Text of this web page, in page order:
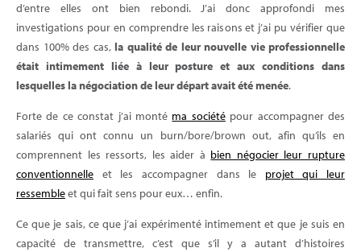
d’entre elles ont bien rebondi. J’ai donc approfondi mes
investigations pour en comprendre les raisons et j’ai pu vérifier que
dans 100% des cas, la qualité de leur nouvelle vie professionnelle
était intimement liée à leur posture et aux conditions dans
lesquelles la négociation de leur départ avait été menée.
Forte de ce constat j’ai monté ma sociétépour accompagner des
salariés qui ont connu un burn/bore/brown out, afin qu’ils en
comprennent les ressorts, les aider à bien négocier leur rupture
conventionnelle et les accompagner dans le projet qui leur
ressembleet qui fait sens pour eux… enfin.
Ce que je sais, ce que j’ai expérimenté intimement et que je suis en
capacité de transmettre, c’est que s’il y a autant d’histoires